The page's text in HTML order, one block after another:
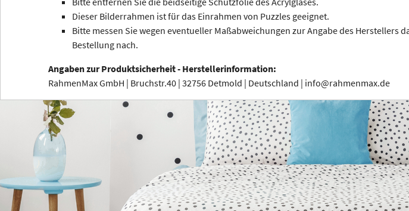
Dieser Bilderrahmen ist für das Einrahmen von Puzzles geeignet.
Bitte messen Sie wegen eventueller Maßabweichungen zur Angabe des Herstellers
Bestellung nach.
Angaben zur Produktsicherheit - Herstellerinformation:
RahmenMax GmbH | Bruchstr.40 | 32756 Detmold | Deutschland | info@rahmenmax.de